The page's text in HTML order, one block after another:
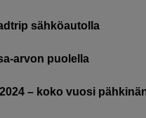
sähköautolla
arvon puolella
– koko vuosi